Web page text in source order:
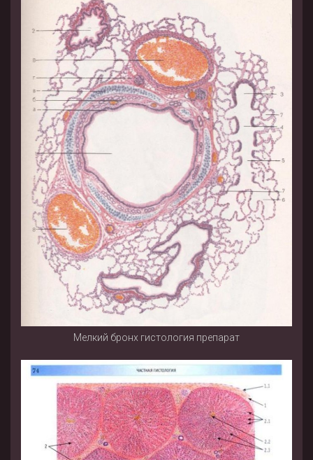
Мелкий бронх гистология препарат